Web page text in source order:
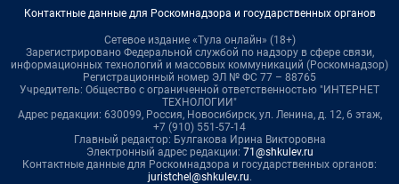
Контактные данные для Роскомнадзора и государственных органов
Сетевое издание «Тула онлайн» (18+)
Зарегистрировано Федеральной службой по надзору в сфере связи,
информационных технологий и массовых коммуникаций (Роскомнадзор)
Регистрационный номер ЭЛ № ФС 77 – 88765
Учредитель: Общество с ограниченной ответственностью "ИНТЕРНЕТ
ТЕХНОЛОГИИ"
Адрес редакции: 630099, Россия, Новосибирск, ул. Ленина, д. 12, 6 этаж,
+7 (910) 551-57-14
Главный редактор: Булгакова Ирина Викторовна
Электронный адрес редакции: 71@shkulev.ru
Контактные данные для Роскомнадзора и государственных органов:
juristchel@shkulev.ru.